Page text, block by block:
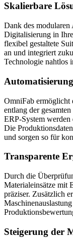
Skalierbare
Dank des
Digitalisierung in
flexibel gestaltete
an und integriert
Technologie nahtlos
OmniFab ermöglicht
entlang der
ERP-System
Die
und sorgen so für
Transparente
Durch die
Materialeinsätze mit
präziser. Zusätzlich
Steigerung der